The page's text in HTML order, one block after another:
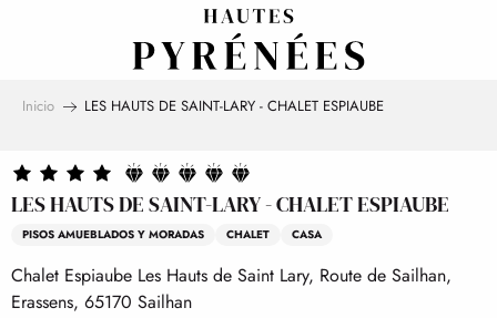
Inicio LES HAUTS DE SAINT-LARY - CHALET ESPIAUBE
LES HAUTS DE SAINT-LARY - CHALET ESPIAUBE
PISOS AMUEBLADOS Y MORADAS CHALET CASA
Chalet Espiaube Les Hauts de Saint Lary, Route de Sailhan,
Erassens, 65170 Sailhan